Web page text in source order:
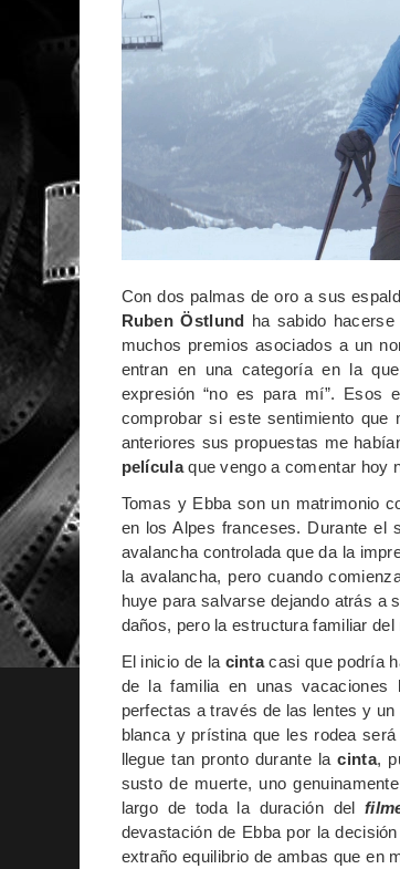
Con dos palmas de oro a sus
Ruben Östlund ha sabido
muchos premios asociados a un
entran en una categoría en la
expresión “no es para mí”. Esos
comprobar si este sentimiento
anteriores sus propuestas me
películaque vengo a comentar hoy
Tomas y Ebba son un matrimonio
en los Alpes franceses. Durante el
avalancha controlada que da la
la avalancha, pero cuando
huye para salvarse dejando atrás a
daños, pero la estructura familiar
El inicio de la cintacasi que podría
de la familia en unas
perfectas a través de las lentes y
blanca y prístina que les rodea
llegue tan pronto durante lacinta,
susto de muerte, uno
largo de toda la duración del
devastación de Ebba por la
extraño equilibrio de ambas que en